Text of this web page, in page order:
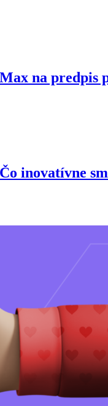
na predpis
inovatívne